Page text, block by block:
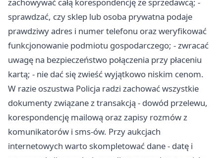
zachowywać całą korespondencję ze sprzedawcą; -
sprawdzać, czy sklep lub osoba prywatna podaje
prawdziwy adres i numer telefonu oraz weryfikować
funkcjonowanie podmiotu gospodarczego; - zwracać
uwagę na bezpieczeństwo połączenia przy płaceniu
kartą; - nie dać się zwieść wyjątkowo niskim cenom.
W razie oszustwa Policja radzi zachować wszystkie
dokumenty związane z transakcją - dowód przelewu,
korespondencję mailową oraz zapisy rozmów z
komunikatorów i sms-ów. Przy aukcjach
internetowych warto skompletować dane - datę i